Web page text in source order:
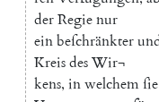
derRegienur
einbeſchränkter
KreisdesWir¬
kens, inwelchemſie